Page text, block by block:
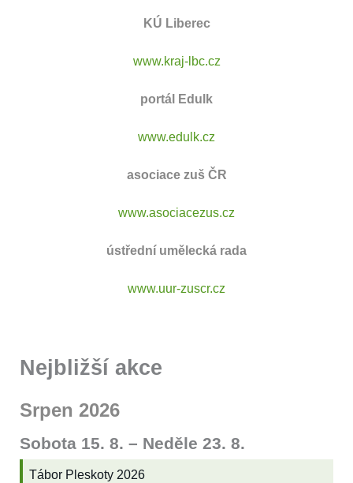
KÚ Liberec
www.kraj-lbc.cz
portál Edulk
www.edulk.cz
asociace zuš ČR
www.asociacezus.cz
ústřední umělecká rada
www.uur-zuscr.cz
Nejbližší akce
Srpen 2026
Sobota 15. 8. – Neděle 23. 8.
Tábor Pleskoty 2026